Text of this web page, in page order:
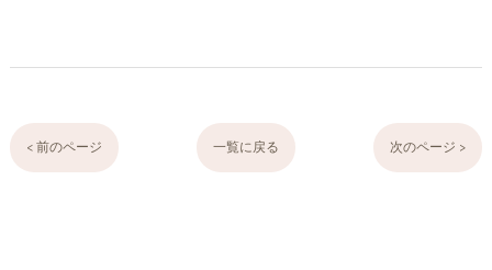
< 前のページ 一覧に戻る 次のページ >